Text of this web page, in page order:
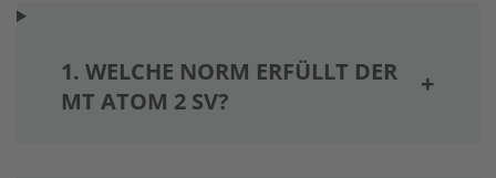
1. WELCHE NORM ERFÜLLT DER
MT ATOM 2 SV?